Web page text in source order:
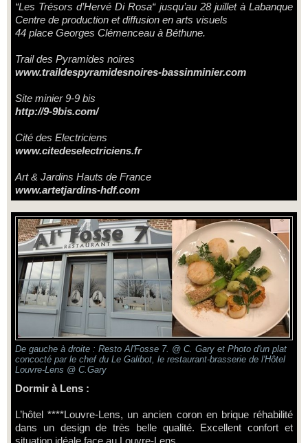
“Les Trésors d’Hervé Di Rosa“ jusqu’au 28 juillet à Labanque
Centre de production et diffusion en arts visuels
44 place Georges Clémenceau à Béthune.
Trail des Pyramides noires
www.traildespyramidesnoires-bassinminier.com
Site minier 9-9 bis
http://9-9bis.com/
Cité des Electriciens
www.citedeselectriciens.fr
Art & Jardins Hauts de France
www.artetjardins-hdf.com
De gauche à droite : Resto Al'Fosse 7. @ C. Gary et Photo d'un plat
concocté par le chef du Le Galibot, le restaurant-brasserie de l'Hôtel
Louvre-Lens @ C.Gary
Dormir à Lens :
L’hôtel ****Louvre-Lens, un ancien coron en brique réhabilité
dans un design de très belle qualité. Excellent confort et
situation idéale face au Louvre-Lens.